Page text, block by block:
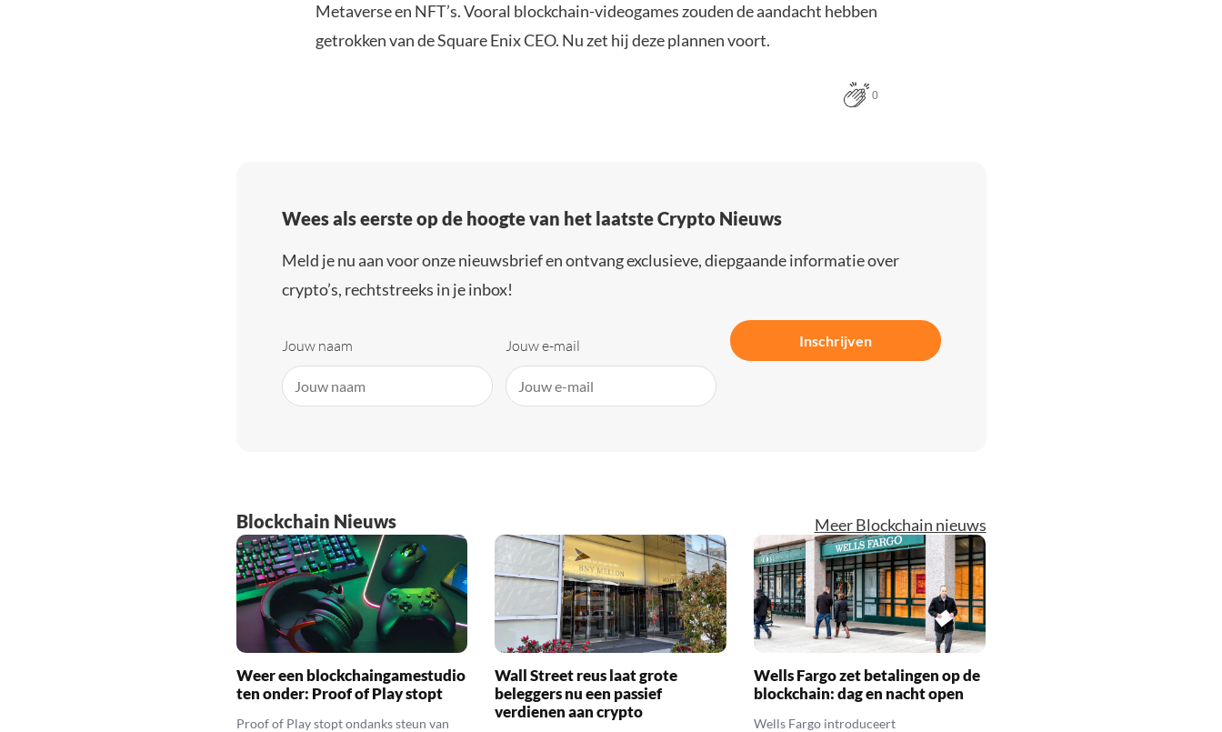
Metaverse en NFT’s. Vooral blockchain-videogames zouden de aandacht hebben
getrokken van de Square Enix CEO. Nu zet hij deze plannen voort.
0
Wees als eerste op de hoogte van het laatste Crypto Nieuws
Meld je nu aan voor onze nieuwsbrief en ontvang exclusieve, diepgaande informatie over
crypto’s, rechtstreeks in je inbox!
Jouw naam Jouw e-mail Inschrijven
Blockchain Nieuws Meer Blockchain nieuws
Weer een blockchaingamestudio
ten onder: Proof of Play stopt
Proof of Play stopt ondanks steun van
Wall Street reus laat grote
beleggers nu een passief
verdienen aan crypto
Wells Fargo zet betalingen op de
blockchain: dag en nacht open
Wells Fargo introduceert